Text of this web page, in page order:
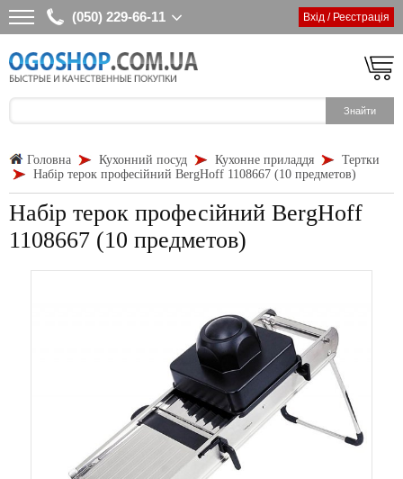
(050) 229-66-11 Вхід / Реєстрація
Головна Кухонний посуд Кухонне приладдя
Тертки
Набір терок професійний BergHoff 1108667 (10 предметов)
Набір терок професійний BergHoff
1108667 (10 предметов)